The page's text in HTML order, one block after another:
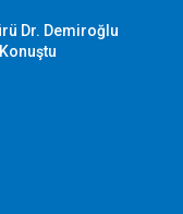
Dr. Demiroğlu